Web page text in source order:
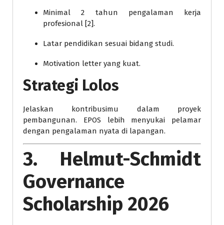
Minimal 2 tahun pengalaman kerja
profesional [2].
Latar pendidikan sesuai bidang studi.
Motivation letter yang kuat.
Strategi Lolos
Jelaskan kontribusimu dalam proyek
pembangunan. EPOS lebih menyukai pelamar
dengan pengalaman nyata di lapangan.
3. Helmut-Schmidt
Governance
Scholarship 2026